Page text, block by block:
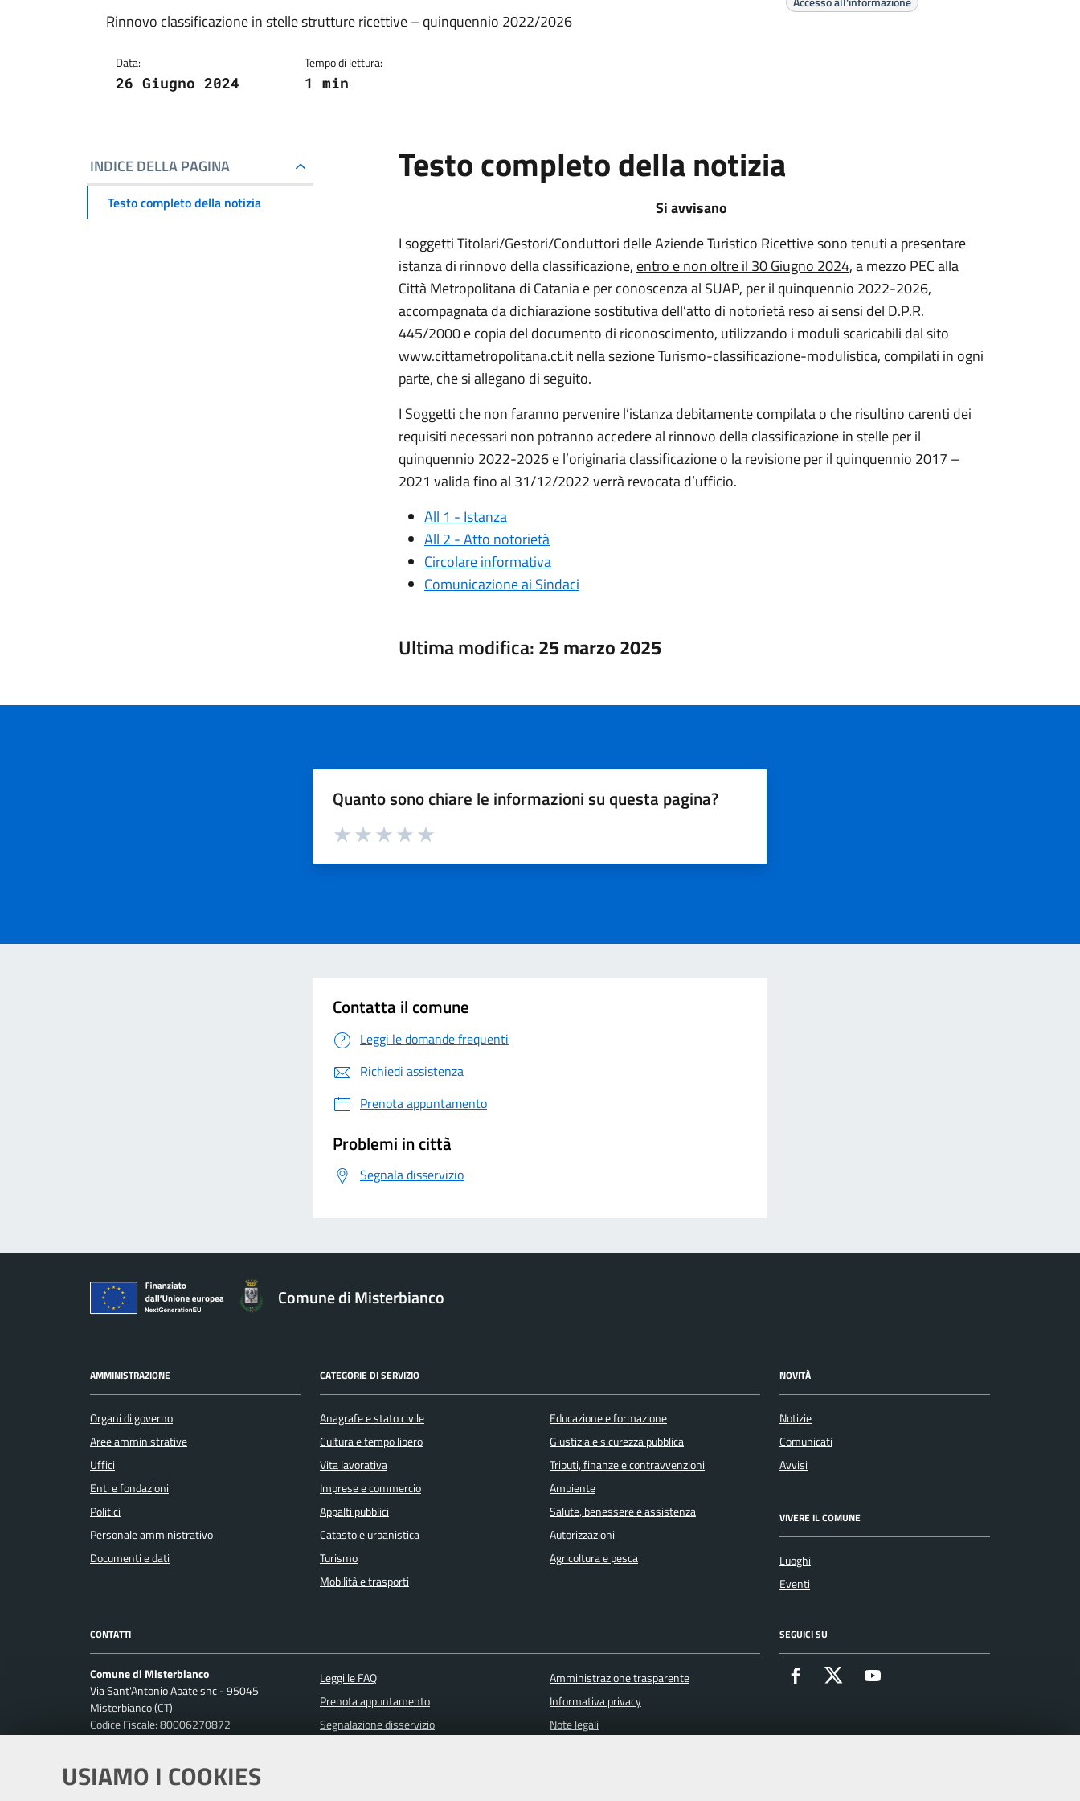
USIAMO I COOKIES
Rinnovo classificazione in stelle strutture ricettive – quinquennio 2022/2026
Data:
26 Giugno 2024
Tempo di lettura:
1 min
INDICE DELLA PAGINA
Testo completo della notizia
Testo completo della notizia
Si avvisano
I soggetti Titolari/Gestori/Conduttori delle Aziende Turistico Ricettive sono tenuti a presentare
istanza di rinnovo della classificazione, entro e non oltre il 30 Giugno 2024, a mezzo PEC alla
Città Metropolitana di Catania e per conoscenza al SUAP, per il quinquennio 2022-2026,
accompagnata da dichiarazione sostitutiva dell’atto di notorietà reso ai sensi del D.P.R.
445/2000 e copia del documento di riconoscimento, utilizzando i moduli scaricabili dal sito
www.cittametropolitana.ct.it nella sezione Turismo-classificazione-modulistica, compilati in ogni
parte, che si allegano di seguito.
I Soggetti che non faranno pervenire l’istanza debitamente compilata o che risultino carenti dei
requisiti necessari non potranno accedere al rinnovo della classificazione in stelle per il
quinquennio 2022-2026 e l’originaria classificazione o la revisione per il quinquennio 2017 –
2021 valida fino al 31/12/2022 verrà revocata d’ufficio.
All 1 - Istanza
All 2 - Atto notorietà
Circolare informativa
Comunicazione ai Sindaci
Ultima modifica:25 marzo 2025
Quanto sono chiare le informazioni su questa pagina?
Contatta il comune
Leggi le domande frequenti
Richiedi assistenza
Prenota appuntamento
Problemi in città
Segnala disservizio
Comune di Misterbianco
AMMINISTRAZIONE
Organi di governo
Aree amministrative
Uffici
Enti e fondazioni
Politici
Personale amministrativo
Documenti e dati
CATEGORIE DI SERVIZIO
Anagrafe e stato civile
Cultura e tempo libero
Vita lavorativa
Imprese e commercio
Appalti pubblici
Catasto e urbanistica
Turismo
Mobilità e trasporti
Educazione e formazione
Giustizia e sicurezza pubblica
Tributi, finanze e contravvenzioni
Ambiente
Salute, benessere e assistenza
Autorizzazioni
Agricoltura e pesca
NOVITÀ
Notizie
Comunicati
Avvisi
VIVERE IL COMUNE
Luoghi
Eventi
CONTATTI
Comune di Misterbianco
Via Sant'Antonio Abate snc - 95045
Misterbianco (CT)
Codice Fiscale: 80006270872
Ufficio Relazioni con il Pubblico
Leggi le FAQ
Prenota appuntamento
Segnalazione disservizio
Amministrazione trasparente
Informativa privacy
Note legali
SEGUICI SU
Facebook